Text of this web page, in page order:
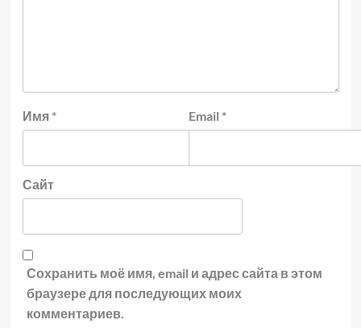
Имя * Email *
Сайт
Сохранить моё имя, email и адрес сайта в этом
браузере для последующих моих
комментариев.